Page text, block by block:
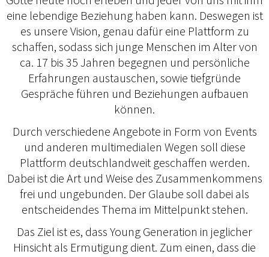
eine lebendige Beziehung haben kann. Deswegen ist
es unsere Vision, genau dafür eine Plattform zu
schaffen, sodass sich junge Menschen im Alter von
ca. 17 bis 35 Jahren begegnen und persönliche
Erfahrungen austauschen, sowie tiefgründe
Gespräche führen und Beziehungen aufbauen
können.
Durch verschiedene Angebote in Form von Events
und anderen multimedialen Wegen soll diese
Plattform deutschlandweit geschaffen werden.
Dabei ist die Art und Weise des Zusammenkommens
frei und ungebunden. Der Glaube soll dabei als
entscheidendes Thema im Mittelpunkt stehen.
Das Ziel ist es, dass Young Generation in jeglicher
Hinsicht als Ermutigung dient. Zum einen, dass die